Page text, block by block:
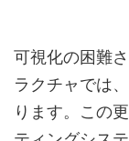
可視化の困難
ラクチャでは
ります。この